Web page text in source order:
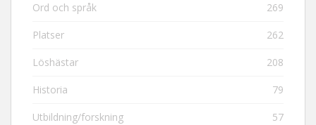
Ord och språk 269
Platser 262
Löshästar 208
Historia 79
Utbildning/forskning 57